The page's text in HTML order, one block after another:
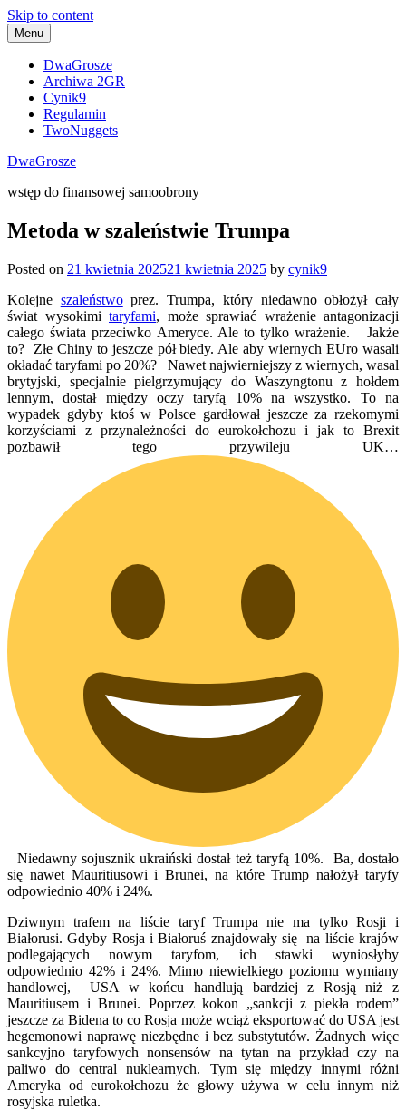
Skip to content
Menu
DwaGrosze
Archiwa 2GR
Cynik9
Regulamin
TwoNuggets
DwaGrosze
wstęp do finansowej samoobrony
Metoda w szaleństwie Trumpa
Posted on 21 kwietnia 202521 kwietnia 2025 by cynik9
Kolejne szaleństwoprez. Trumpa, który niedawno obłożył cały
świat wysokimi taryfami, może sprawiać wrażenie antagonizacji
całego świata przeciwko Ameryce. Ale to tylko wrażenie. Jakże
to? Złe Chiny to jeszcze pół biedy. Ale aby wiernych EUro wasali
okładać taryfami po 20%? Nawet najwierniejszy z wiernych, wasal
brytyjski, specjalnie pielgrzymujący do Waszyngtonu z hołdem
lennym, dostał między oczy taryfą 10% na wszystko. To na
wypadek gdyby ktoś w Polsce gardłował jeszcze za rzekomymi
korzyściami z przynależności do eurokołchozu i jak to Brexit
pozbawił tego przywileju UK…
Niedawny sojusznik ukraiński dostał też taryfą 10%. Ba, dostało
się nawet Mauritiusowi i Brunei, na które Trump nałożył taryfy
odpowiednio 40% i 24%.
Dziwnym trafem na liście taryf Trumpa nie ma tylko Rosji i
Białorusi. Gdyby Rosja i Białoruś znajdowały się na liście krajów
podlegających nowym taryfom, ich stawki wyniosłyby
odpowiednio 42% i 24%. Mimo niewielkiego poziomu wymiany
handlowej, USA w końcu handlują bardziej z Rosją niż z
Mauritiusem i Brunei. Poprzez kokon „sankcji z piekła rodem”
jeszcze za Bidena to co Rosja może wciąż eksportować do USA jest
hegemonowi naprawę niezbędne i bez substytutów. Żadnych więc
sankcyjno taryfowych nonsensów na tytan na przykład czy na
paliwo do central nuklearnych. Tym się między innymi różni
Ameryka od eurokołchozu że głowy używa w celu innym niż
rosyjska ruletka.